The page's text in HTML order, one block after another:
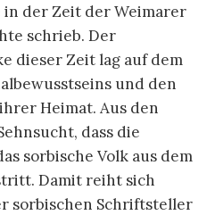
in der Zeit der Weimarer
schrieb. Der
dieser Zeit lag auf dem
und den
Heimat. Aus den
dass die
sorbische Volk aus dem
Damit reiht sich
sorbischen Schriftsteller